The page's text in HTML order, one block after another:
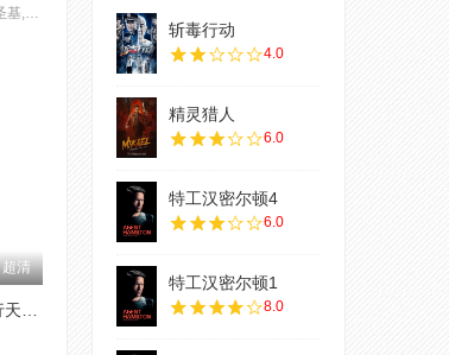
朴海日,卞约汉,安圣基,孙贤周,金成圭,金成均,金香起,玉泽演,孔明,朴智焕
超清
斩毒行动
4.0
精灵猎人
6.0
特工汉密尔顿4
6.0
特工汉密尔顿1
8.0